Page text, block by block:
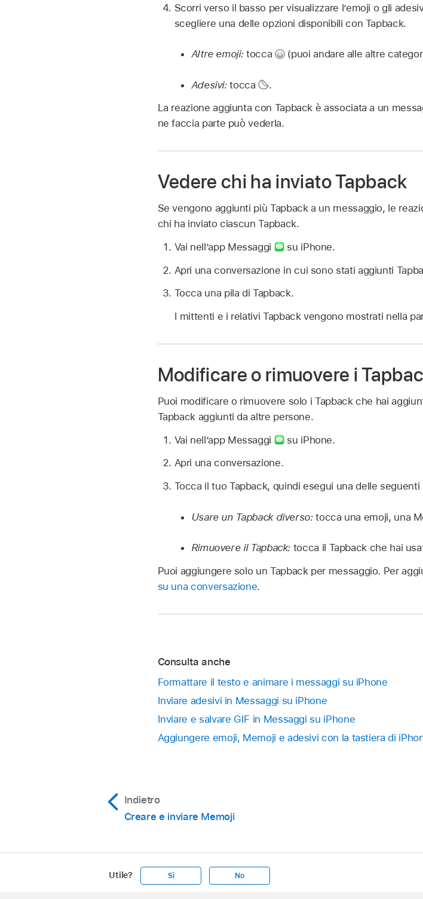
Scorri verso il basso per visualizzare l’emoji o gli
scegliere una delle opzioni disponibili con Tapback.
Altre emoji:tocca (puoi andare alle altre
Adesivi:tocca
.
La reazione aggiunta con Tapback è associata a un
ne faccia parte può vederla.
Vedere chi ha inviato Tapback
Se vengono aggiunti più Tapback a un messaggio, le
chi ha inviato ciascun Tapback.
Vai nell’app Messaggi
su iPhone.
Apri una conversazione in cui sono stati aggiunti
Tocca una pila di Tapback.
I mittenti e i relativi Tapback vengono mostrati nella
Modificare o rimuovere i
Puoi modificare o rimuovere solo i Tapback che hai
Tapback aggiunti da altre persone.
Vai nell’app Messaggi
su iPhone.
Apri una conversazione.
Tocca il tuo Tapback, quindi esegui una delle seguenti
Usare un Tapback diverso:tocca una emoji, una
Rimuovere il Tapback: tocca il Tapback che hai
Puoi aggiungere solo un Tapback per messaggio. Per
su una conversazione.
Consulta anche
Formattare il testo e animare i messaggi su iPhone
Inviare adesivi in Messaggi su iPhone
Inviare e salvare GIF in Messaggi su iPhone
Aggiungere emoji, Memoji e adesivi con la tastiera di
Indietro
Creare e inviare Memoji
Utile? Sì No